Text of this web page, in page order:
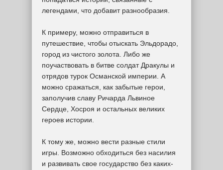
легендами, что добавит разнообразия.
К примеру, можно отправиться в
путешествие, чтобы отыскать Эльдорадо,
город из чистого золота. Либо же
поучаствовать в битве солдат Дракулы и
отрядов турок Османской империи. А
можно сражаться, как забытые герои,
заполучив славу Ричарда Львиное
Сердце, Хосроя и остальных великих
героев истории.
К тому же, можно вести разные стили
игры. Возможно обходиться без насилия
и развивать свое государство без каких-